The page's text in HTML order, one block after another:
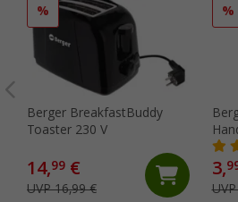
%
Berger BreakfastBuddy
Toaster 230 V
14,99 €
UVP 16,99 €
%
tlg.
3,